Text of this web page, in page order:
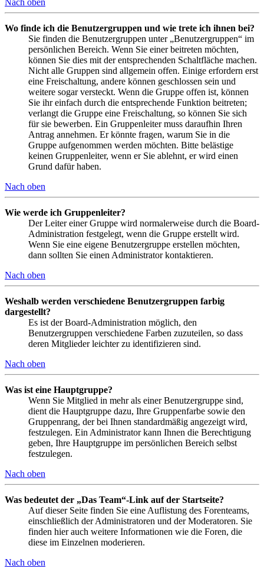
Nach oben
Wo finde ich die Benutzergruppen und wie trete ich ihnen bei?
Sie finden die Benutzergruppen unter „Benutzergruppen“ im
persönlichen Bereich. Wenn Sie einer beitreten möchten,
können Sie dies mit der entsprechenden Schaltfläche machen.
Nicht alle Gruppen sind allgemein offen. Einige erfordern erst
eine Freischaltung, andere können geschlossen sein und
weitere sogar versteckt. Wenn die Gruppe offen ist, können
Sie ihr einfach durch die entsprechende Funktion beitreten;
verlangt die Gruppe eine Freischaltung, so können Sie sich
für sie bewerben. Ein Gruppenleiter muss daraufhin Ihren
Antrag annehmen. Er könnte fragen, warum Sie in die
Gruppe aufgenommen werden möchten. Bitte belästige
keinen Gruppenleiter, wenn er Sie ablehnt, er wird einen
Grund dafür haben.
Nach oben
Wie werde ich Gruppenleiter?
Der Leiter einer Gruppe wird normalerweise durch die Board-
Administration festgelegt, wenn die Gruppe erstellt wird.
Wenn Sie eine eigene Benutzergruppe erstellen möchten,
dann sollten Sie einen Administrator kontaktieren.
Nach oben
Weshalb werden verschiedene Benutzergruppen farbig
dargestellt?
Es ist der Board-Administration möglich, den
Benutzergruppen verschiedene Farben zuzuteilen, so dass
deren Mitglieder leichter zu identifizieren sind.
Nach oben
Was ist eine Hauptgruppe?
Wenn Sie Mitglied in mehr als einer Benutzergruppe sind,
dient die Hauptgruppe dazu, Ihre Gruppenfarbe sowie den
Gruppenrang, der bei Ihnen standardmäßig angezeigt wird,
festzulegen. Ein Administrator kann Ihnen die Berechtigung
geben, Ihre Hauptgruppe im persönlichen Bereich selbst
festzulegen.
Nach oben
Was bedeutet der „Das Team“-Link auf der Startseite?
Auf dieser Seite finden Sie eine Auflistung des Forenteams,
einschließlich der Administratoren und der Moderatoren. Sie
finden hier auch weitere Informationen wie die Foren, die
diese im Einzelnen moderieren.
Nach oben